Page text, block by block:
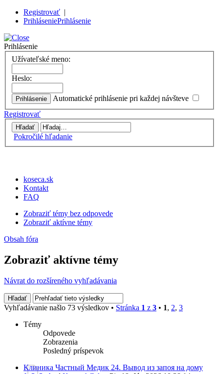
Registrovať |
PrihláseniePrihlásenie
Prihlásenie
Užívateľské meno:
Heslo:
Automatické prihlásenie pri každej návšteve
Registrovať
Pokročilé hľadanie
koseca.sk
Kontakt
FAQ
Zobraziť témy bez odpovede
Zobraziť aktívne témy
Obsah fóra
Zobraziť aktívne témy
Návrat do rozšíreného vyhľadávania
Vyhľadávanie našlo 73 výsledkov • Stránka 1 z 3 • 1, 2, 3
Témy
Odpovede
Zobrazenia
Posledný príspevok
Клиника Частный Медик 24. Вывод из запоя на дому